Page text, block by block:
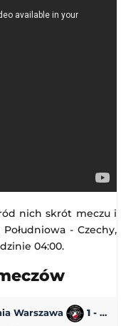
nich skrót meczu i
- Czechy,
04:00.
Warszawa 1 - 0